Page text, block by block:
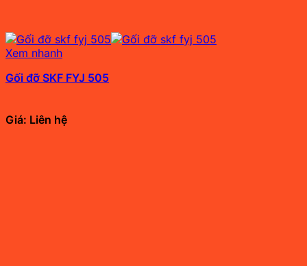
Xem nhanh
Gối đỡ SKF FYJ 505
Giá: Liên hệ